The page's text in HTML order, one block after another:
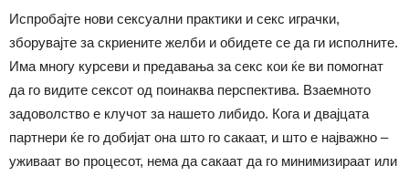
Испробајте нови сексуални практики и секс играчки,
зборувајте за скриените желби и обидете се да ги исполните.
Има многу курсеви и предавања за секс кои ќе ви помогнат
да го видите сексот од поинаква перспектива. Взаемното
задоволство е клучот за нашето либидо. Кога и двајцата
партнери ќе го добијат она што го сакаат, и што е најважно –
уживаат во процесот, нема да сакаат да го минимизираат или